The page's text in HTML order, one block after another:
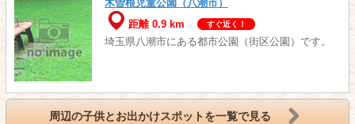
木曽根児童公園（八潮市）
距離 0.9 km
すぐ近く！
埼玉県八潮市にある都市公園（街区公園）です。
周辺の子供とお出かけスポットを一覧で見る